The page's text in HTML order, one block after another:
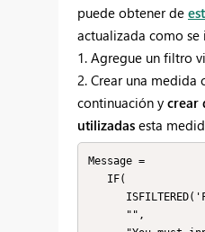
puede obtener de
actualizada como
1. Agregue un filtro
2. Crear una medida
continuación y crear
utilizadas esta
Message =